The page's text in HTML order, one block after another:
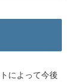
によって今後